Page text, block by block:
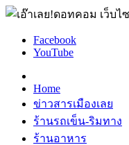
Facebook
YouTube
Home
ข่าวสารเมืองเลย
ร้านรถเข็น-ริมทาง
ร้านอาหาร